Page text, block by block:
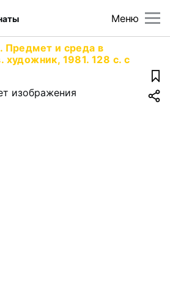
Меню
Предмет и среда в
1981. 128 с. с
изображения